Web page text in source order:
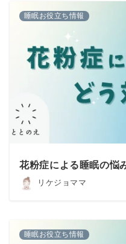
睡眠お役立ち情報
花粉症による睡眠の悩
リケジョママ
睡眠お役立ち情報